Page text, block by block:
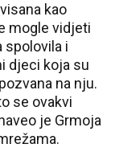
kao
mogle vidjeti
spolovila i
djeci koja su
na nju.
se ovakvi
je Grmoja